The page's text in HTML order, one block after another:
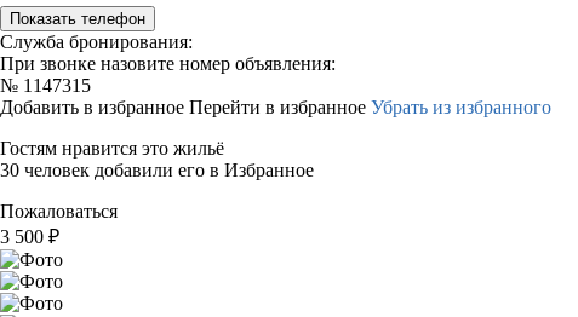
Показать телефон
Служба бронирования:
При звонке назовите номер объявления:
№ 1147315
Добавить в избранное Перейти в избранное Убрать из избранного
Гостям нравится это жильё
30 человек добавили его в Избранное
Пожаловаться
3 500 ₽